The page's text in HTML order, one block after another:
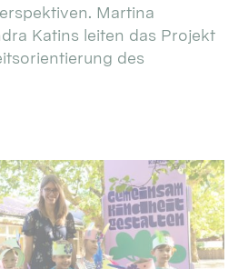
Martina
Katins leiten das Projekt
des